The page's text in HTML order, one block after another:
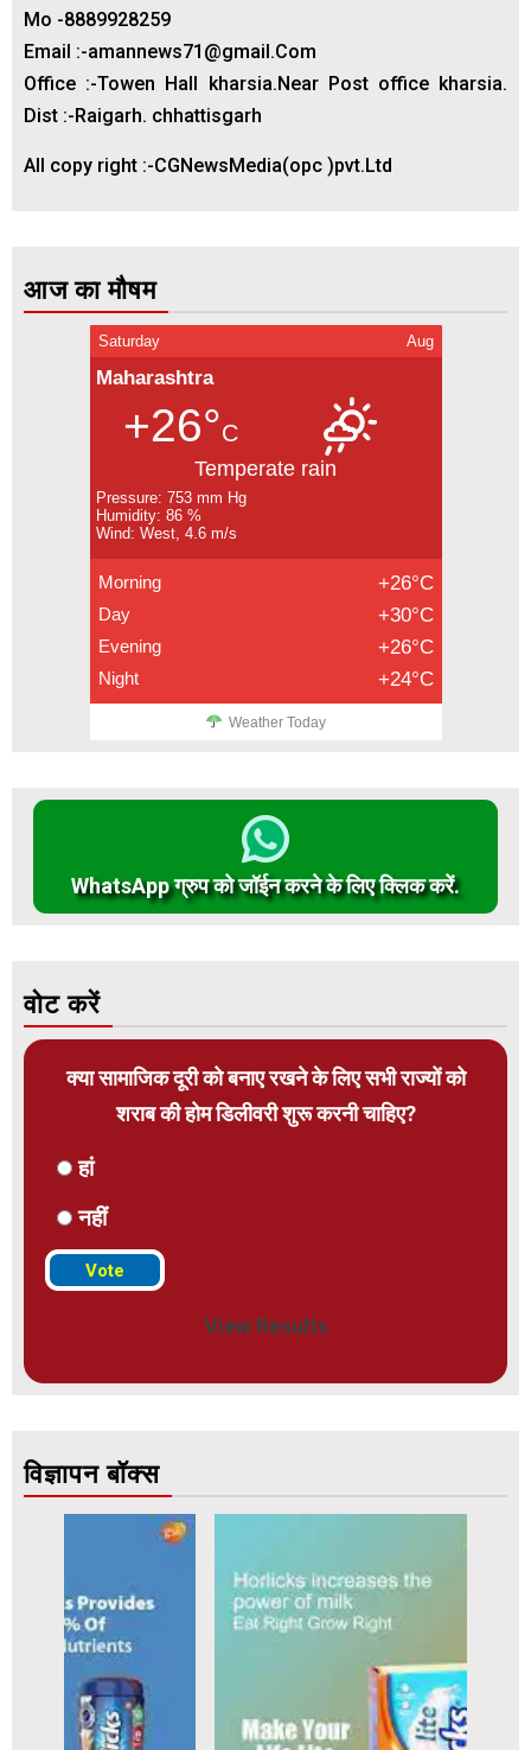
Mo -8889928259
Email :-amannews71@gmail.Com
Office :-Towen Hall kharsia.Near Post office kharsia.
Dist :-Raigarh. chhattisgarh
All copy right :-CGNewsMedia(opc )pvt.Ltd
आज का मौषम
Saturday Aug
Maharashtra
+26°C
Temperate rain
Pressure: 753 mm Hg
Humidity: 86 %
Wind: West, 4.6 m/s
Morning +26°C
Day +30°C
Evening +26°C
Night +24°C
Weather Today
WhatsApp ग्रुप को जॉईन करने के लिए क्लिक करें.
वोट करें
क्या सामाजिक दूरी को बनाए रखने के लिए सभी राज्यों को
शराब की होम डिलीवरी शुरू करनी चाहिए?
हां
नहीं
View Results
विज्ञापन बॉक्स